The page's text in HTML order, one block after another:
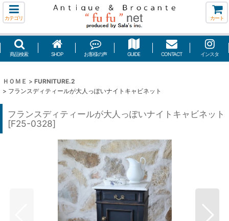
カテゴリ カート
商品検索 SHOP お客様の声 GUIDE CONTACT インスタ
ＨＯＭＥ > FURNITURE.2
> フランスディティールが大人っぽいナイトキャビネット
フランスディティールが大人っぽいナイトキャビネット
[F25-0328]